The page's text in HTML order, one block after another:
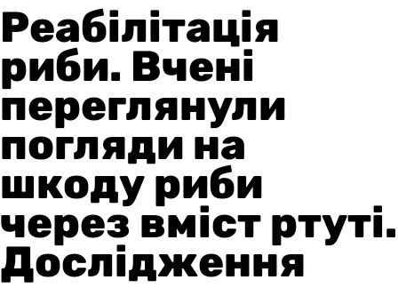
Реабілітація
риби. Вчені
переглянули
погляди на
шкоду риби
через вміст ртуті.
Дослідження